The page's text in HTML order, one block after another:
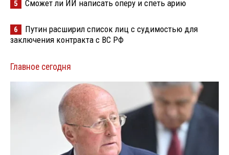
5 Сможет ли ИИ написать оперу и спеть арию
6
Путин расширил список лиц с судимостью для
заключения контракта с ВС РФ
Главное сегодня